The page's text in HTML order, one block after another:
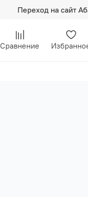
Переход на сайт
Сравнение